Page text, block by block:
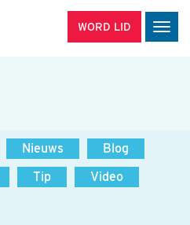
WORD LID
Nieuws
Blog
Tip
Video